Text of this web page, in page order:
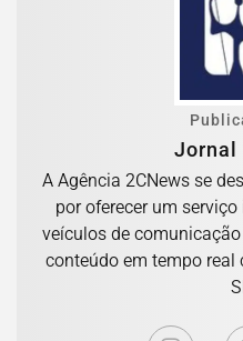
Jornal
A Agência 2CNews se
por oferecer um
veículos de
conteúdo em tempo real